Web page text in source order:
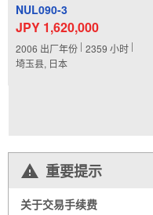
NUL090-3
JPY 1,620,000
2006 出厂年份 2359 小时
埼玉县, 日本
重要提示
关于交易手续费